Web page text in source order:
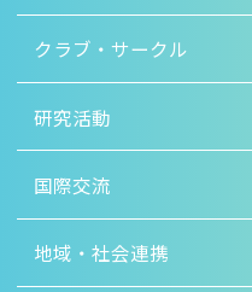
クラブ・サークル
研究活動
国際交流
地域・社会連携